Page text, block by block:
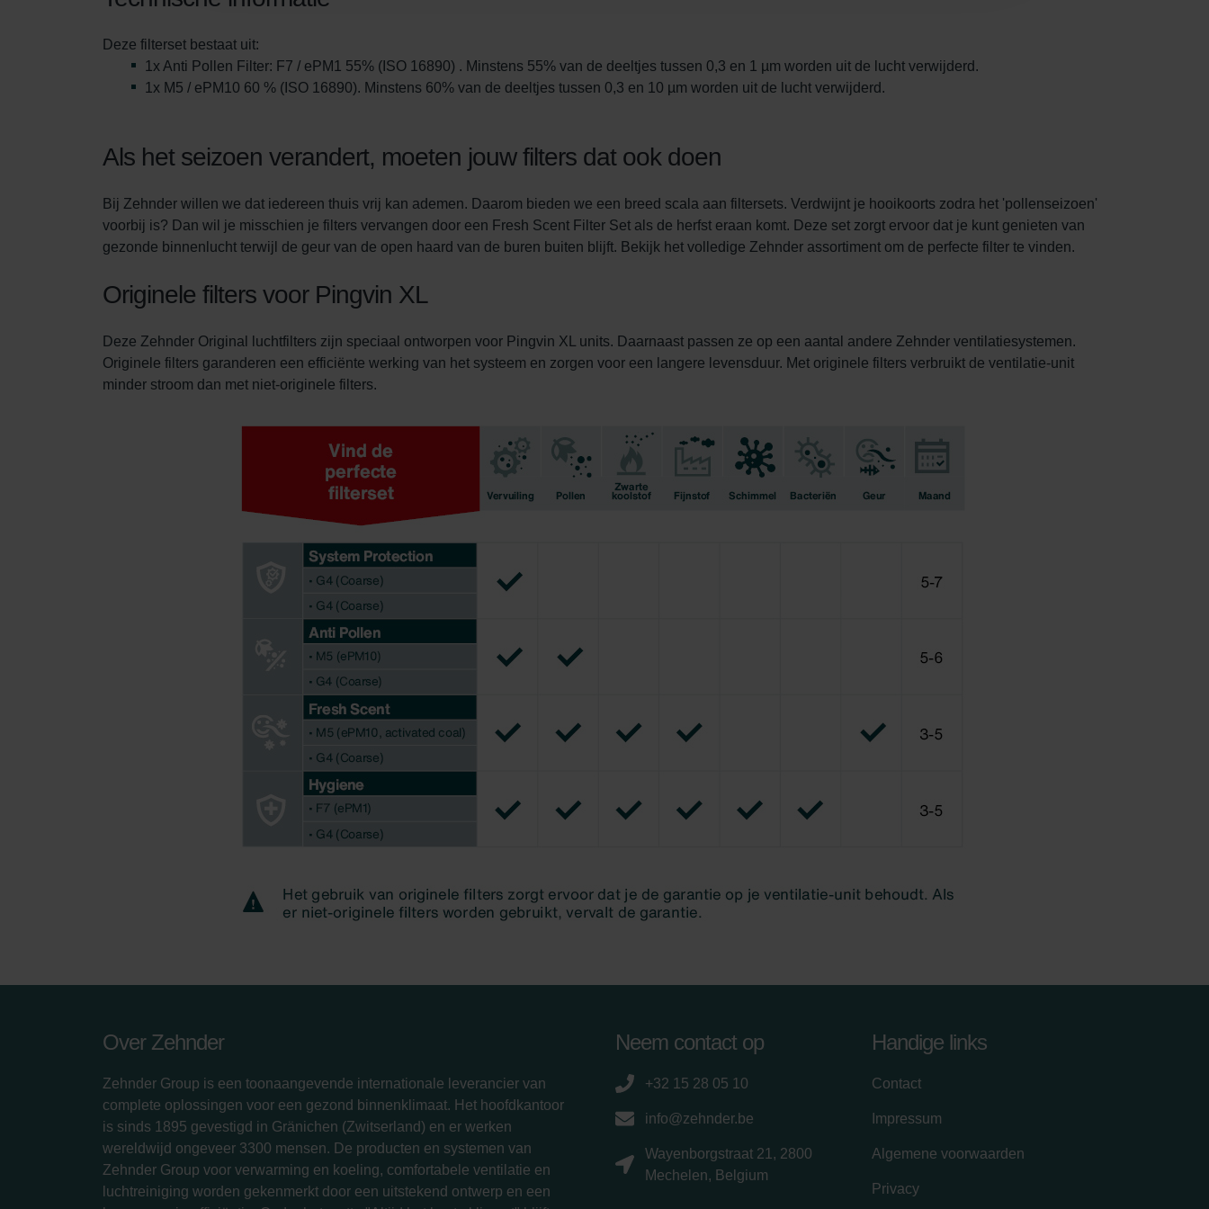
Zehnder Group Sales International: Privacy Policy
Zehnder Polska Sp. z o.o.: Oświadczenie o ochronie danych Zehnder
Zehnder Group UK Limited: Privacy Policy
Deze filterset bestaat uit:
1x Anti Pollen Filter: F7 / ePM1 55% (ISO 16890) . Minstens 55% van de deeltjes tussen 0,3 en 1 µm worden uit de lucht verwijderd.
1x M5 / ePM10 60 % (ISO 16890). Minstens 60% van de deeltjes tussen 0,3 en 10 µm worden uit de lucht verwijderd.
Als het seizoen verandert, moeten jouw filters dat ook doen
Bij Zehnder willen we dat iedereen thuis vrij kan ademen. Daarom bieden we een breed scala aan filtersets. Verdwijnt je hooikoorts zodra het 'pollenseizoen'
voorbij is? Dan wil je misschien je filters vervangen door een Fresh Scent Filter Set als de herfst eraan komt. Deze set zorgt ervoor dat je kunt genieten van
gezonde binnenlucht terwijl de geur van de open haard van de buren buiten blijft. Bekijk het volledige Zehnder assortiment om de perfecte filter te vinden.
Originele filters voor Pingvin XL
Deze Zehnder Original luchtfilters zijn speciaal ontworpen voor Pingvin XL units. Daarnaast passen ze op een aantal andere Zehnder ventilatiesystemen.
Originele filters garanderen een efficiënte werking van het systeem en zorgen voor een langere levensduur. Met originele filters verbruikt de ventilatie-unit
minder stroom dan met niet-originele filters.
Over Zehnder
Zehnder Group is een toonaangevende internationale leverancier van
complete oplossingen voor een gezond binnenklimaat. Het hoofdkantoor
is sinds 1895 gevestigd in Gränichen (Zwitserland) en er werken
wereldwijd ongeveer 3300 mensen. De producten en systemen van
Zehnder Group voor verwarming en koeling, comfortabele ventilatie en
luchtreiniging worden gekenmerkt door een uitstekend ontwerp en een
Neem contact op
+32 15 28 05 10
info@zehnder.be
Wayenborgstraat 21, 2800
Mechelen, Belgium
Handige links
Contact
Impressum
Algemene voorwaarden
Privacy